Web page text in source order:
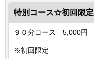
特別コース☆初回限定
９０分コース 5,000円
※初回限定